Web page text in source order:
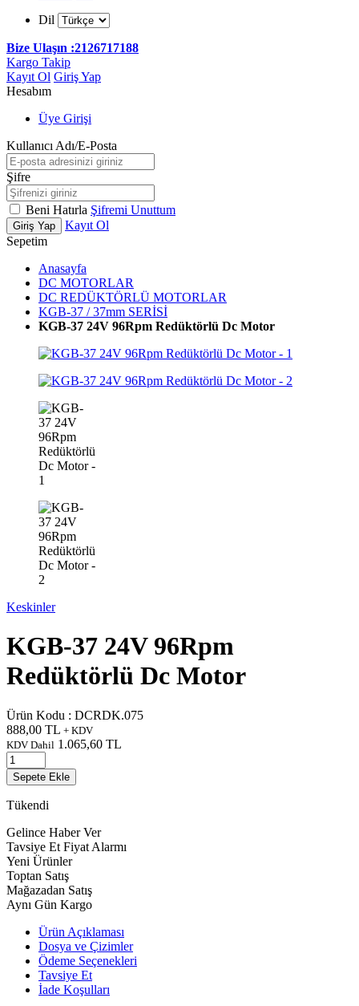
Dil
Bize Ulaşın :2126717188
Kargo Takip
Kayıt Ol Giriş Yap
Hesabım
Üye Girişi
Kullanıcı Adı/E-Posta
Şifre
Beni Hatırla Şifremi Unuttum
Giriş Yap
Kayıt Ol
Sepetim
Anasayfa
DC MOTORLAR
DC REDÜKTÖRLÜ MOTORLAR
KGB-37 / 37mm SERİSİ
KGB-37 24V 96Rpm Redüktörlü Dc Motor
Keskinler
KGB-37 24V 96Rpm
Redüktörlü Dc Motor
Ürün Kodu : DCRDK.075
888,00 TL + KDV
KDV Dahil 1.065,60 TL
Sepete Ekle
Tükendi
Gelince Haber Ver
Tavsiye Et Fiyat Alarmı
Yeni Ürünler
Toptan Satış
Mağazadan Satış
Aynı Gün Kargo
Ürün Açıklaması
Dosya ve Çizimler
Ödeme Seçenekleri
Tavsiye Et
İade Koşulları